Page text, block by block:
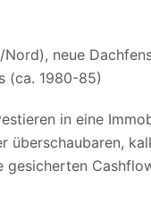
Nord), neue
(ca. 1980-85)
in eine
überschaubaren,
gesicherten